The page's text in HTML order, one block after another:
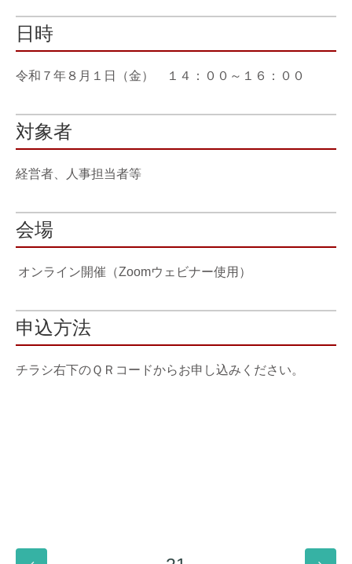
日時
令和７年８月１日（金） １４：００～１６：００
対象者
経営者、人事担当者等
会場
オンライン開催（Zoomウェビナー使用）
申込方法
チラシ右下のＱＲコードからお申し込みください。